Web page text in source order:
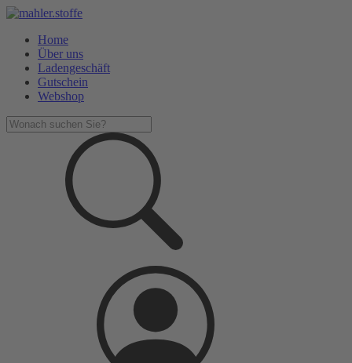
Home
Über uns
Ladengeschäft
Gutschein
Webshop